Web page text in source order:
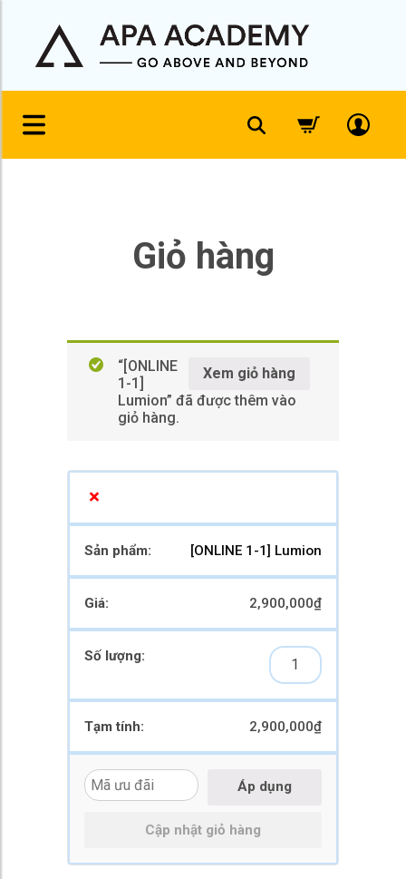
Giỏ hàng
Xem giỏ hàng
“[ONLINE
1-1]
Lumion” đã được thêm vào
giỏ hàng.
×
[ONLINE 1-1] Lumion
2,900,000₫
2,900,000₫
Áp dụng
Cập nhật giỏ hàng